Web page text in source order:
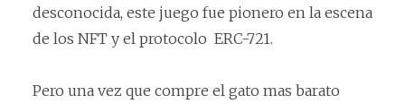
desconocida, este juego fue pionero en la escena
de los NFT y el protocolo ERC-721.
Pero una vez que compre el gato mas barato